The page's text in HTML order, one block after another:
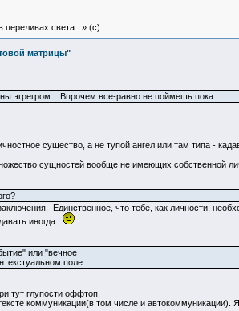
переливах света...» (c)
матрицы"
эгрегром. Впрочем все-равно не поймешь пока.
существо, а не тупой ангел или там типа -
сущностей вообще не имеющих собственной
Единственное, что тебе, как личности,
иногда.
или "вечное
поле.
тут глупости оффтоп.
коммуникации(в том числе и автокоммуникации).